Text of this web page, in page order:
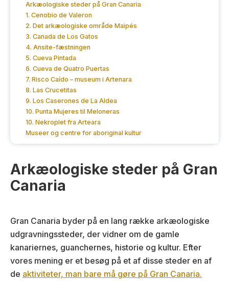
Arkæologiske steder på Gran Canaria
1. Cenobio de Valeron
2. Det arkæologiske område Maipés
3. Canada de Los Gatos
4. Ansite-fæstningen
5. Cueva Pintada
6. Cueva de Quatro Puertas
7. Risco Caído – museum i Artenara
8. Las Crucetitas
9. Los Caserones de La Aldea
10. Punta Mujeres til Meloneras
10. Nekroplet fra Arteara
Museer og centre for aboriginal kultur
Arkæologiske steder på Gran
Canaria
Gran Canaria byder på en lang række arkæologiske
udgravningssteder, der vidner om de gamle
kanariernes, guanchernes, historie og kultur. Efter
vores mening er et besøg på et af disse steder en af
de aktiviteter, man bare må gøre på Gran Canaria.